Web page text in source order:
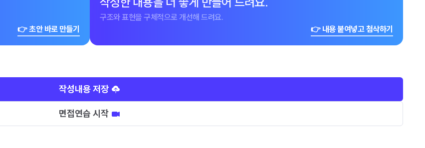
👉 초안 바로 만들기
구조와 표현을 구체적으로 개선해 드려요.
👉 내용 붙여넣고 첨삭하기
작성내용 저장
면접연습 시작